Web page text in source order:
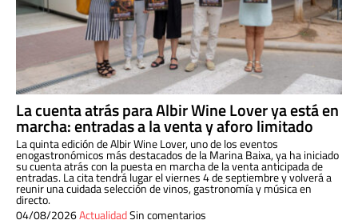
La cuenta atrás para Albir Wine Lover ya está en
marcha: entradas a la venta y aforo limitado
La quinta edición de Albir Wine Lover, uno de los eventos
enogastronómicos más destacados de la Marina Baixa, ya ha iniciado
su cuenta atrás con la puesta en marcha de la venta anticipada de
entradas. La cita tendrá lugar el viernes 4 de septiembre y volverá a
reunir una cuidada selección de vinos, gastronomía y música en
directo.
04/08/2026ActualidadSin comentarios